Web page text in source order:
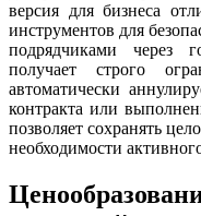
версия для бизнеса
инструментов для
подрядчиками через
получает строго
автоматически
контракта или
позволяет сохранять
необходимости